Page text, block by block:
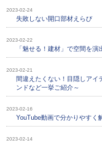
2023-02-24
失敗しない開口部材えらび
2023-02-22
「魅せる！建材」で空間を演
2023-02-21
間違えたくない！目隠しアイ
ンドなど一挙ご紹介～
2023-02-16
YouTube動画で分かりやすく
2023-02-14